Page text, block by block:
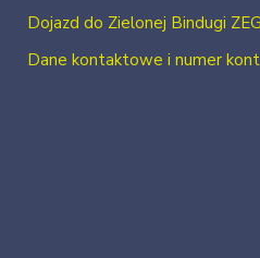
Dojazd do Zielonej Bindugi
Dane kontaktowe i numer